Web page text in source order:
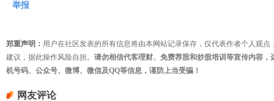
举报
郑重声明： 用户在社区发表的所有信息将由本网站记录保存，仅代表作者个人观
建议，据此操作风险自担。 请勿相信代客理财、免费荐股和炒股培训等宣传内容
机号码、公众号、微博、微信及QQ等信息，谨防上当受骗！
网友评论